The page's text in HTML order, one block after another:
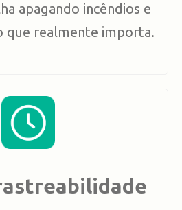
apagando incêndios e
que realmente importa.